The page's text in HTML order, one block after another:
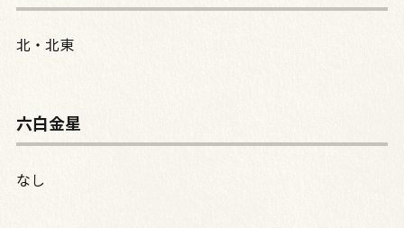
北・北東
六白金星
なし